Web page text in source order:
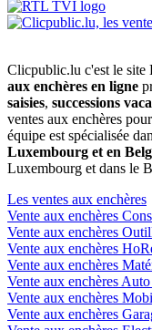
Clicpublic.lu c'est le site
aux enchères en ligne
saisies, successions
ventes aux enchères pour
équipe est spécialisée
Luxembourg et en
Luxembourg et dans le
Les ventes aux enchères
Vente aux enchères
Vente aux enchères
Vente aux enchères
Vente aux enchères
Vente aux enchères
Vente aux enchères
Vente aux enchères